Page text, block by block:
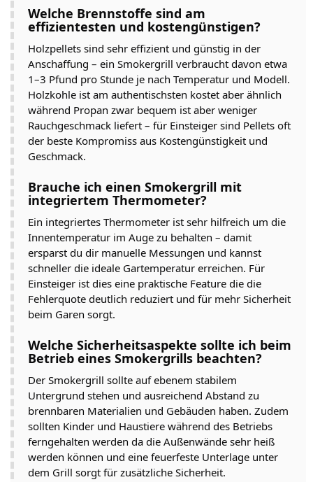
Welche Brennstoffe sind am
effizientesten und kostengünstigen?
Holzpellets sind sehr effizient und günstig in der
Anschaffung – ein Smokergrill verbraucht davon etwa
1–3 Pfund pro Stunde je nach Temperatur und Modell.
Holzkohle ist am authentischsten kostet aber ähnlich
während Propan zwar bequem ist aber weniger
Rauchgeschmack liefert – für Einsteiger sind Pellets oft
der beste Kompromiss aus Kostengünstigkeit und
Geschmack.
Brauche ich einen Smokergrill mit
integriertem Thermometer?
Ein integriertes Thermometer ist sehr hilfreich um die
Innentemperatur im Auge zu behalten – damit
ersparst du dir manuelle Messungen und kannst
schneller die ideale Gartemperatur erreichen. Für
Einsteiger ist dies eine praktische Feature die die
Fehlerquote deutlich reduziert und für mehr Sicherheit
beim Garen sorgt.
Welche Sicherheitsaspekte sollte ich beim
Betrieb eines Smokergrills beachten?
Der Smokergrill sollte auf ebenem stabilem
Untergrund stehen und ausreichend Abstand zu
brennbaren Materialien und Gebäuden haben. Zudem
sollten Kinder und Haustiere während des Betriebs
ferngehalten werden da die Außenwände sehr heiß
werden können und eine feuerfeste Unterlage unter
dem Grill sorgt für zusätzliche Sicherheit.